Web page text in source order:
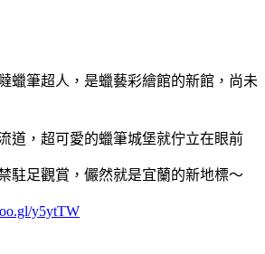
蠟筆超人，是蠟藝彩繪館的新館，尚未
道，超可愛的蠟筆城堡就佇立在眼前
駐足觀賞，儼然就是宜蘭的新地標～
y5ytTW